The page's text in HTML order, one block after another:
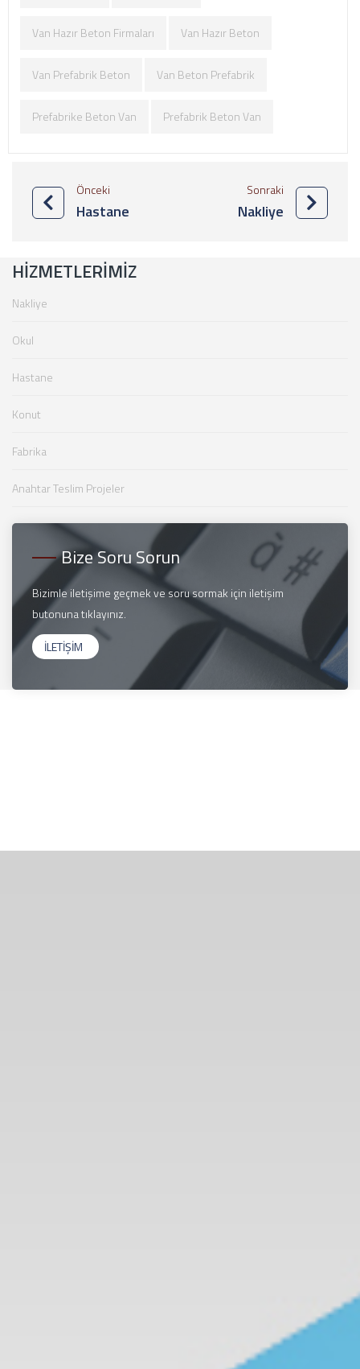
Van Hazır Beton Firmaları Van Hazır Beton
Van Prefabrik Beton Van Beton Prefabrik
Prefabrike Beton Van Prefabrik Beton Van
Önceki
Hastane
Sonraki
Nakliye
HIZMETLERIMIZ
Nakliye
Okul
Hastane
Konut
Fabrika
Anahtar Teslim Projeler
Bize Soru Sorun
Bizimle iletişime geçmek ve soru sormak için iletişim
butonuna tıklayınız.
İLETİŞİM